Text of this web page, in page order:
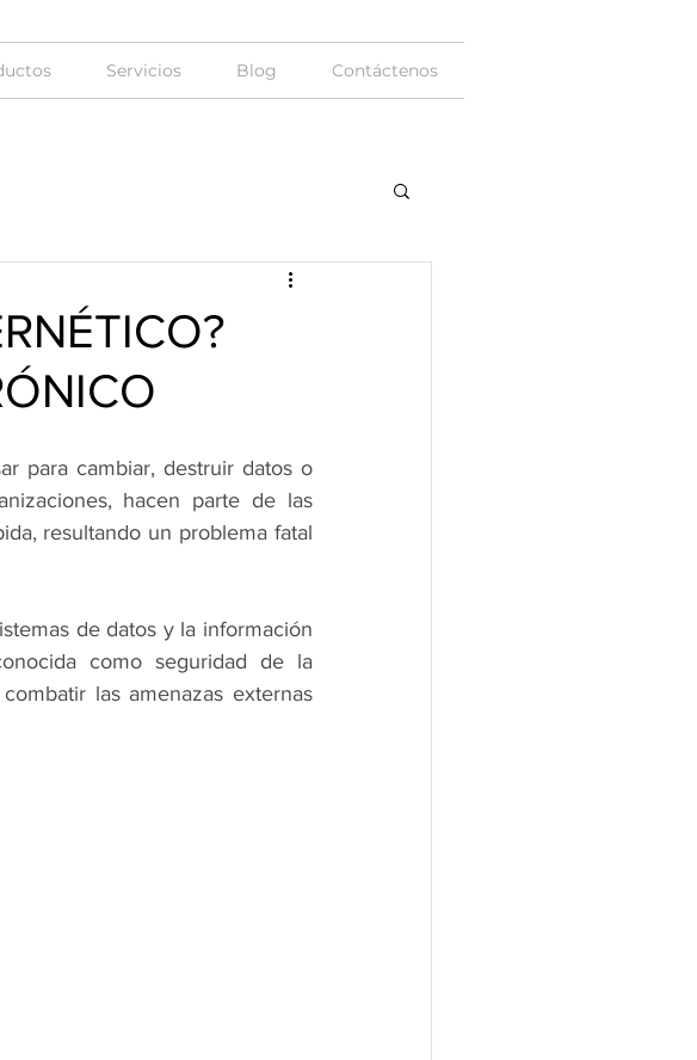
Servicios Blog Contáctenos
para cambiar, destruir datos o
hacen parte de las
resultando un problema fatal
de datos y la información
como seguridad de la
las amenazas externas